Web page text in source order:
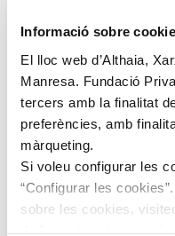
Informació sobre
El lloc web d’Althaia,
Manresa. Fundació
tercers amb la finalitat
preferències, amb
màrqueting.
Si voleu configurar les
“Configurar les
sobre les cookies,
for